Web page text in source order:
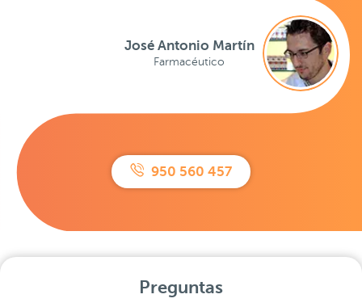
950 560 457
José Antonio Martín
Farmacéutico
Preguntas